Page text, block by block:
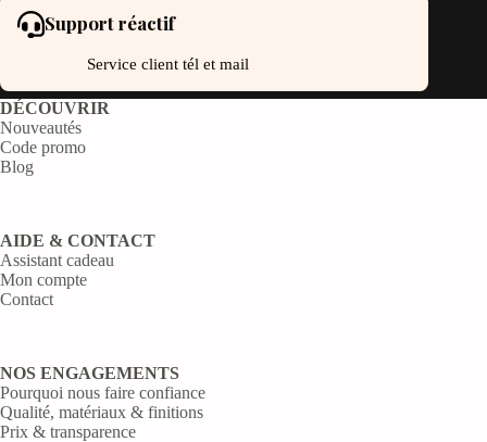
Support réactif
Service client tél et mail
DÉCOUVRIR
Nouveautés
Code promo
Blog
AIDE & CONTACT
Assistant cadeau
Mon compte
Contact
NOS ENGAGEMENTS
Pourquoi nous faire confiance
Qualité, matériaux & finitions
Prix & transparence